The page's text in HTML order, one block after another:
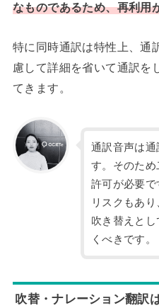
なものであるため、再利用
特に同時通訳は特性上、通
慮して詳細を省いて通訳を
てきます。
通訳音声は通
す。そのた
許可が必要で
リスクもあ
吹き替えと
くべきです。
吹替・ナレーション翻訳